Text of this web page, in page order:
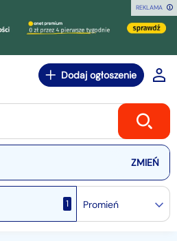
REKLAMA
Dodaj ogłoszenie
1 Promień